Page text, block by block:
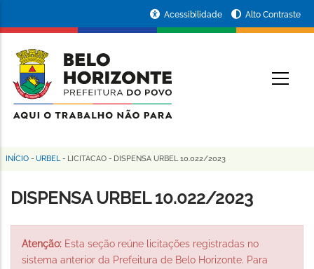
conteúdo
principal
da
Prefeitura
de
Horizonte
Acessibilidade Alto Contraste
Trilha
de
INÍCIO - URBEL - LICITACAO - DISPENSA URBEL 10.022/2023
DISPENSA URBEL 10.022/2023
Atenção: Esta seção reúne licitações registradas no
sistema anterior da Prefeitura de Belo Horizonte. Para